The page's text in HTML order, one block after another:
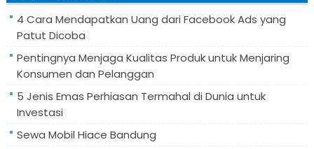
4 Cara Mendapatkan Uang dari Facebook Ads yang
Patut Dicoba
Pentingnya Menjaga Kualitas Produk untuk Menjaring
Konsumen dan Pelanggan
5 Jenis Emas Perhiasan Termahal di Dunia untuk
Investasi
Sewa Mobil Hiace Bandung